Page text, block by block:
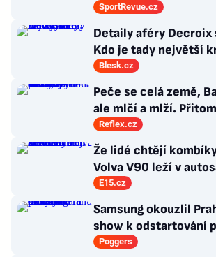
kolonii v Ottawě
SportRevue.cz
Detaily aféry Decroix
Kdo je tady největší
Blesk.cz
Peče se celá země,
ale mlčí a mlží.
počasí jsou trvalými
Česka
Reflex.cz
Že lidé chtějí
Volva V90 leží v
milionovou slevou
E15.cz
Samsung okouzlil
show k odstartování
nových produktů
Poggers